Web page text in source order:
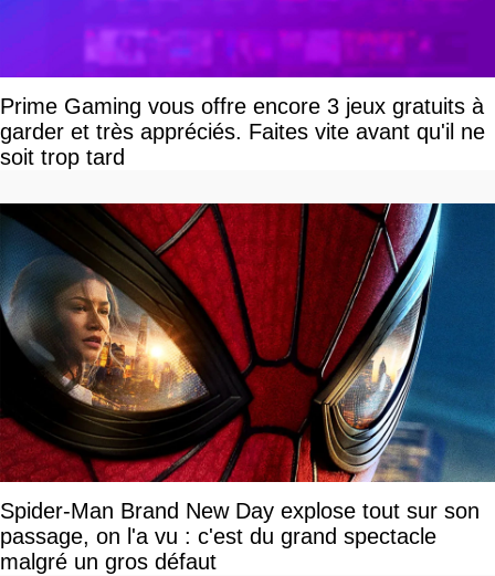
Prime Gaming vous offre encore 3 jeux gratuits à
garder et très appréciés. Faites vite avant qu'il ne
soit trop tard
Spider-Man Brand New Day explose tout sur son
passage, on l'a vu : c'est du grand spectacle
malgré un gros défaut